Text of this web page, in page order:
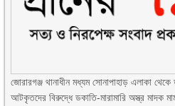
জোরারগঞ্জ থানাধীন মধ্যম সোনাপাহাড় এলাকা
আটকৃতদের বিরুদ্ধে ডকাতি-মারামারি অস্ত্র মাদক